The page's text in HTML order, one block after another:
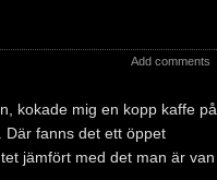
Add comments
kokade mig en kopp kaffe på
Där fanns det ett öppet
jämfört med det man är van